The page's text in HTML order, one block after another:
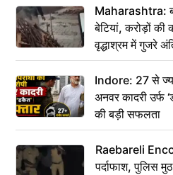
Maharashtra:
बेटियां, करोड़ों
वृद्धाश्रम में गुजरे
कहा– अंतिम
Indore: 27 से
अनवर कादरी उर्फ
की बड़ी सफलता
Raebareli
पर्दाफाश, पुलिस